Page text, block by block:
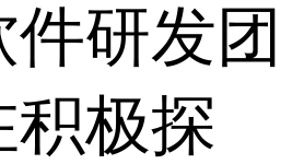
研发团
积极探